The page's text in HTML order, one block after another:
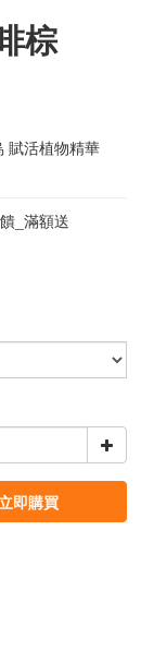
棕
賦活植物精華
_滿額送
即購買